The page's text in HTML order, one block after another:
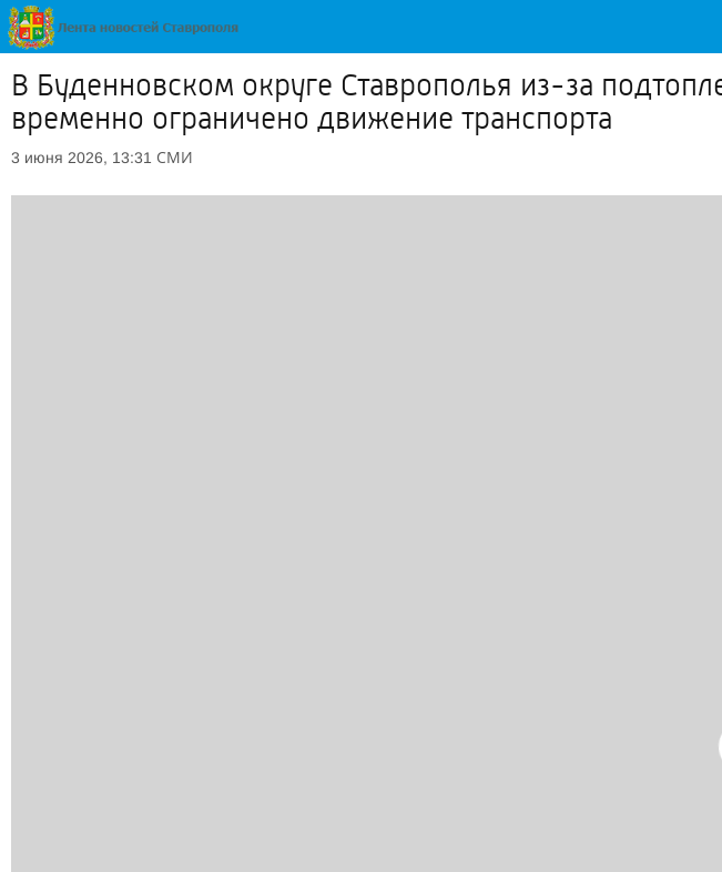
В Буденновском округе Ставрополья из-за
временно ограничено движение транспорта
3 июня 2026, 13:31 СМИ